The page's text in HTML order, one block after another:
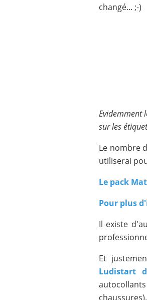
changé... ;-)
Evidemment
sur les
Le nombre
utiliserai
Le pack
Pour plus
Il existe
Et
Ludistart
chaussures).